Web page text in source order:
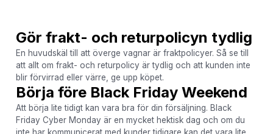
Gör frakt- och returpolicyn tydlig
En huvudskäl till att överge vagnar är fraktpolicyer. Så se till
att allt om frakt- och returpolicy är tydlig och att kunden inte
blir förvirrad eller värre, ge upp köpet.
Börja före Black Friday Weekend
Att börja lite tidigt kan vara bra för din försäljning. Black
Friday Cyber ​​Monday är en mycket hektisk dag och om du